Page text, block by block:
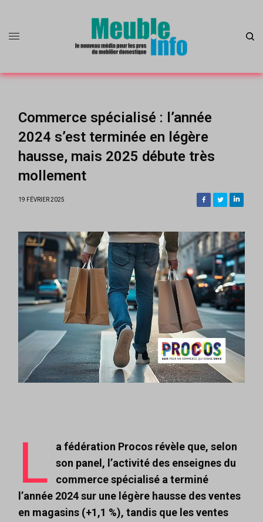
Commerce spécialisé : l’année
2024 s’est terminée en légère
hausse, mais 2025 débute très
mollement
19 FÉVRIER 2025
L
a fédération Procos révèle que, selon
son panel, l’activité des enseignes du
commerce spécialisé a terminé
l’année 2024 sur une légère hausse des ventes
en magasins (+1,1 %), tandis que les ventes